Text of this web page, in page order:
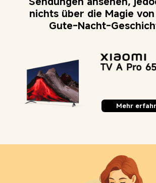
nichts über die Magie von
Gute-Nacht-
Mehr